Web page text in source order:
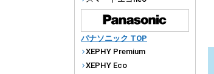
パナソニック TOP
XEPHY Premium
XEPHY Eco